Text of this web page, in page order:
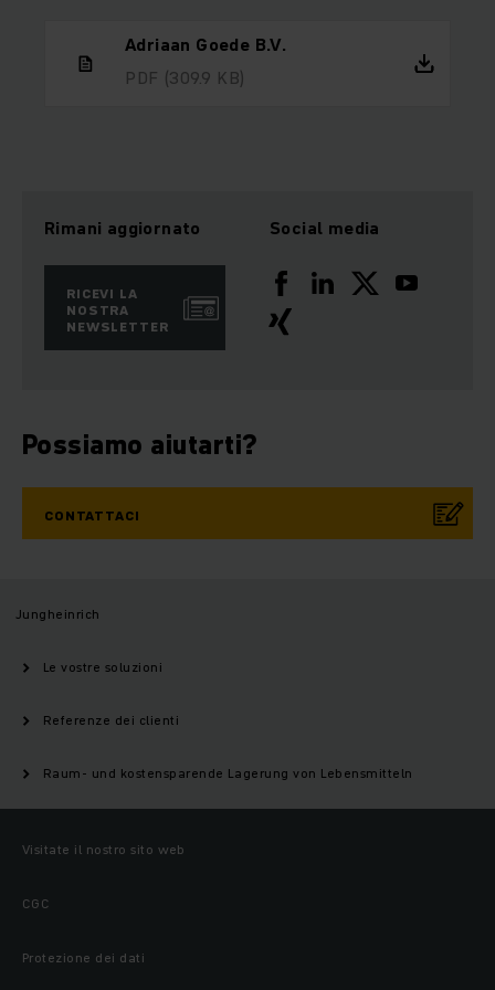
Adriaan Goede B.V.
PDF (309.9 KB)
Rimani aggiornato
RICEVI LA
NOSTRA
NEWSLETTER
Social media
Possiamo aiutarti?
CONTATTACI
Jungheinrich
Le vostre soluzioni
Referenze dei clienti
Raum- und kostensparende Lagerung von Lebensmitteln
Visitate il nostro sito web
CGC
Protezione dei dati